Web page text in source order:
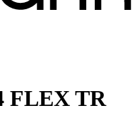
FLEX TR